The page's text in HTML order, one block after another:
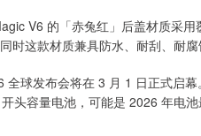
V6 的「赤兔红」后盖材质采
时这款材质兼具防水、耐刮、耐腐
全球发布会将在 3 月 1 日正式启
头容量电池，可能是 2026 年电池